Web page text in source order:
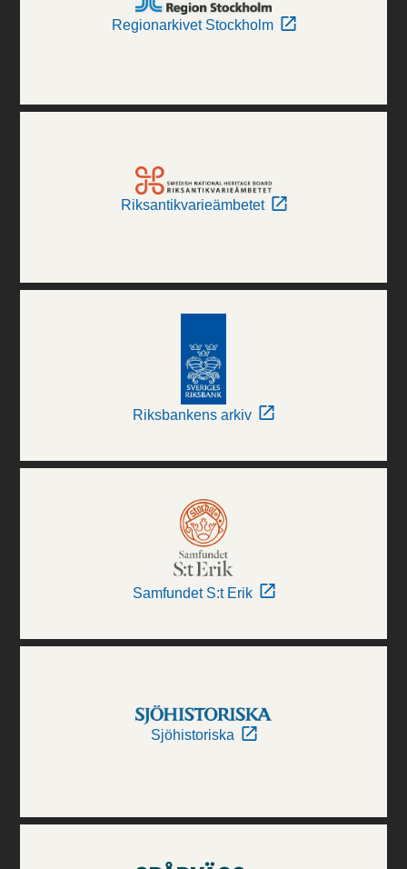
Regionarkivet Stockholm
Riksantikvarieämbetet
Riksbankens arkiv
Samfundet S:t Erik
Sjöhistoriska